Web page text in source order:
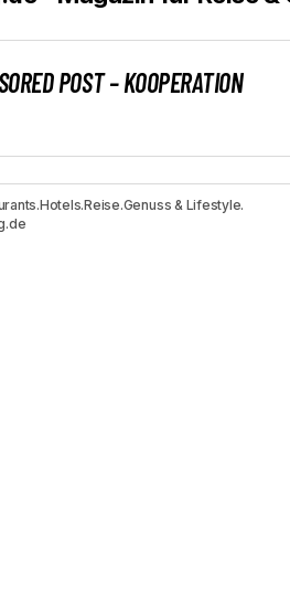
POST – KOOPERATION
Hotels.Reise.Genuss & Lifestyle.